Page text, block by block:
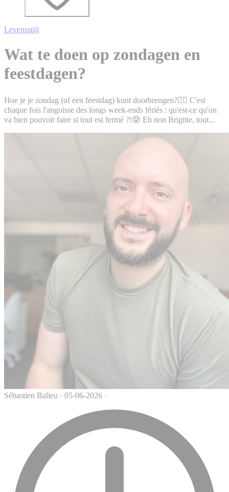
Levensstijl
Wat te doen op zondagen en
feestdagen?
Hoe je je zondag (of een feestdag) kunt doorbrengen?👇🏻 C'est
chaque fois l'angoisse des longs week-ends fériés : qu'est-ce qu'on
va bien pouvoir faire si tout est fermé ?!😰 Eh non Brigitte, tout...
Sébastien Balieu · 05-06-2026 ·